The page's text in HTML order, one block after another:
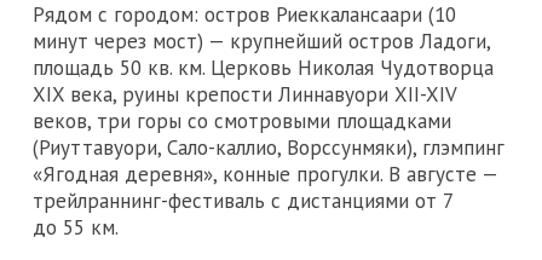
Рядом с городом: остров Риеккалансаари (10
минут через мост) — крупнейший остров Ладоги,
площадь 50 кв. км. Церковь Николая Чудотворца
XIX века, руины крепости Линнавуори XII-XIV
веков, три горы со смотровыми площадками
(Риуттавуори, Сало-каллио, Ворссунмяки), глэмпинг
«Ягодная деревня», конные прогулки. В августе —
трейлраннинг-фестиваль с дистанциями от 7
до 55 км.